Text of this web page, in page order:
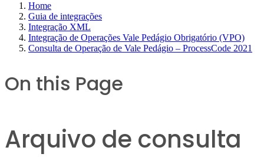
Home
Guia de integrações
Integração XML
Integração de Operações Vale Pedágio Obrigatório (VPO)
Consulta de Operação de Vale Pedágio – ProcessCode 2021
On this Page
Arquivo de consulta